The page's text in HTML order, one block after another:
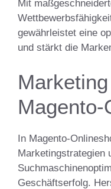
Mit
gewährleistet eine
und stärkt die
In Magento-
Marketingstrategien
Geschäftserfolg.